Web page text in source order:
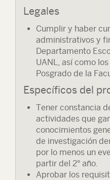
Legales
Cumplir y haber
administrativos y
Departamento
UANL, así como
Posgrado de la
Específicos del
Tener constancia
actividades que
conocimientos
de investigación
por lo menos un
partir del 2° año.
Aprobar los